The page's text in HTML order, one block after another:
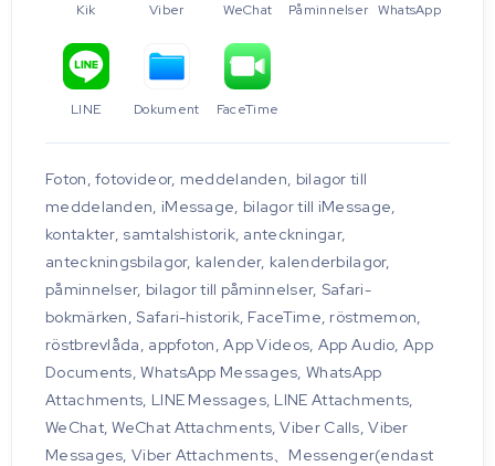
Kik Viber WeChat Påminnelser WhatsApp
LINE Dokument FaceTime
Foton, fotovideor, meddelanden, bilagor till
meddelanden, iMessage, bilagor till iMessage,
kontakter, samtalshistorik, anteckningar,
anteckningsbilagor, kalender, kalenderbilagor,
påminnelser, bilagor till påminnelser, Safari-
bokmärken, Safari-historik, FaceTime, röstmemon,
röstbrevlåda, appfoton, App Videos, App Audio, App
Documents, WhatsApp Messages, WhatsApp
Attachments, LINE Messages, LINE Attachments,
WeChat, WeChat Attachments, Viber Calls, Viber
Messages, Viber Attachments、Messenger(endast